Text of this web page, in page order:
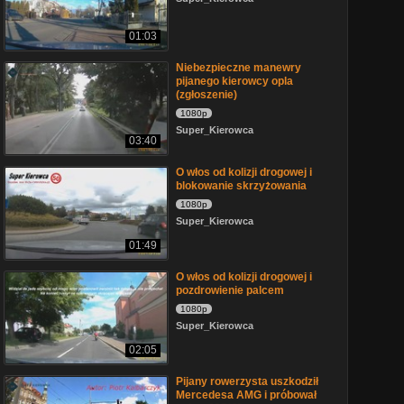
01:03
03:40
Niebezpieczne manewry
pijanego kierowcy opla
(zgłoszenie)
1080p
Super_Kierowca
01:49
O włos od kolizji drogowej i
blokowanie skrzyżowania
1080p
Super_Kierowca
02:05
O włos od kolizji drogowej i
pozdrowienie palcem
1080p
Super_Kierowca
Pijany rowerzysta uszkodził
Mercedesa AMG i próbował